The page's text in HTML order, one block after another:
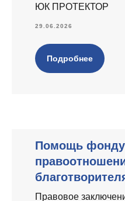
ЮК ПРОТЕКТОР
29.06.2026
Подробнее
Помощь
Правовое